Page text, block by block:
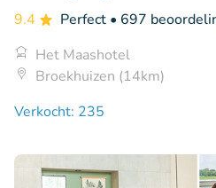
9.4 Perfect • 697
Het Maashotel
Broekhuizen (14km)
Verkocht: 235